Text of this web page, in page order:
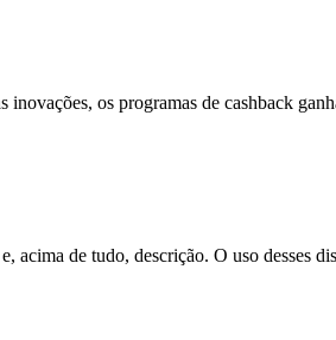
os programas de cashback
acima de tudo, descrição. O uso desses